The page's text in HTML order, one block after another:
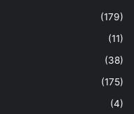
(179)
(11)
(38)
(175)
(4)